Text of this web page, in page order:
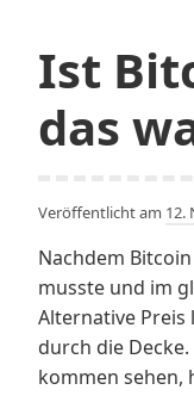
Ist
das
Veröffentlicht am 12.
Nachdem
musste und im
Alternative
durch die
kommen sehen,